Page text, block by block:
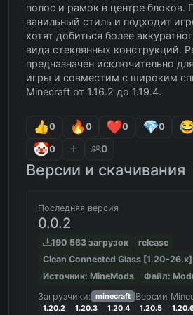
полос и рамок в центре блоков.
ванильный стиль и подходит
хотят добиться более
вида стеклянных конструкций.
предназначен исключительно
игры и совместим с широким
Minecraft от 1.16.2 до 1.19.4.
0 0 0 0
0 0
Версии и скачивания
Последняя версия
0.0.2
190 563 загрузок
release
Clean Connected Glass [1.20-
Источник: MineMods
Файл:
Загрузчики: minecraft Версии
1.20.2
1.20.3 1.20.4 1.20.5